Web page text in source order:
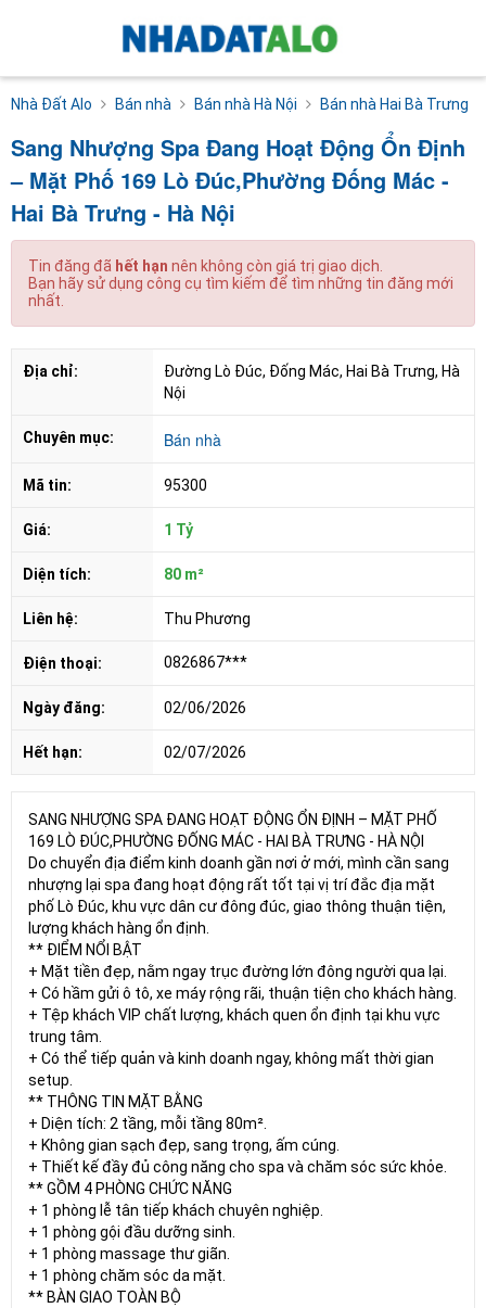
Nhà Đất Alo Bán nhà Bán nhà Hà Nội Bán nhà Hai Bà Trưng
Sang Nhượng Spa Đang Hoạt Động Ổn Định
– Mặt Phố 169 Lò Đúc,Phường Đống Mác -
Hai Bà Trưng - Hà Nội
Tin đăng đã hết hạn nên không còn giá trị giao dịch.
Bạn hãy sử dụng công cụ tìm kiếm để tìm những tin đăng mới
nhất.
Địa chỉ:
Đường Lò Đúc, Đống Mác, Hai Bà Trưng, Hà
Nội
Chuyên mục: Bán nhà
Mã tin: 95300
Giá: 1 Tỷ
Diện tích: 80 m²
Liên hệ: Thu Phương
Điện thoại: 0826867***
Ngày đăng: 02/06/2026
Hết hạn: 02/07/2026
SANG NHƯỢNG SPA ĐANG HOẠT ĐỘNG ỔN ĐỊNH – MẶT PHỐ
169 LÒ ĐÚC,PHƯỜNG ĐỐNG MÁC - HAI BÀ TRƯNG - HÀ NỘI
Do chuyển địa điểm kinh doanh gần nơi ở mới, mình cần sang
nhượng lại spa đang hoạt động rất tốt tại vị trí đắc địa mặt
phố Lò Đúc, khu vực dân cư đông đúc, giao thông thuận tiện,
lượng khách hàng ổn định.
** ĐIỂM NỔI BẬT
+ Mặt tiền đẹp, nằm ngay trục đường lớn đông người qua lại.
+ Có hầm gửi ô tô, xe máy rộng rãi, thuận tiện cho khách hàng.
+ Tệp khách VIP chất lượng, khách quen ổn định tại khu vực
trung tâm.
+ Có thể tiếp quản và kinh doanh ngay, không mất thời gian
setup.
** THÔNG TIN MẶT BẰNG
+ Diện tích: 2 tầng, mỗi tầng 80m².
+ Không gian sạch đẹp, sang trọng, ấm cúng.
+ Thiết kế đầy đủ công năng cho spa và chăm sóc sức khỏe.
** GỒM 4 PHÒNG CHỨC NĂNG
+ 1 phòng lễ tân tiếp khách chuyên nghiệp.
+ 1 phòng gội đầu dưỡng sinh.
+ 1 phòng massage thư giãn.
+ 1 phòng chăm sóc da mặt.
** BÀN GIAO TOÀN BỘ